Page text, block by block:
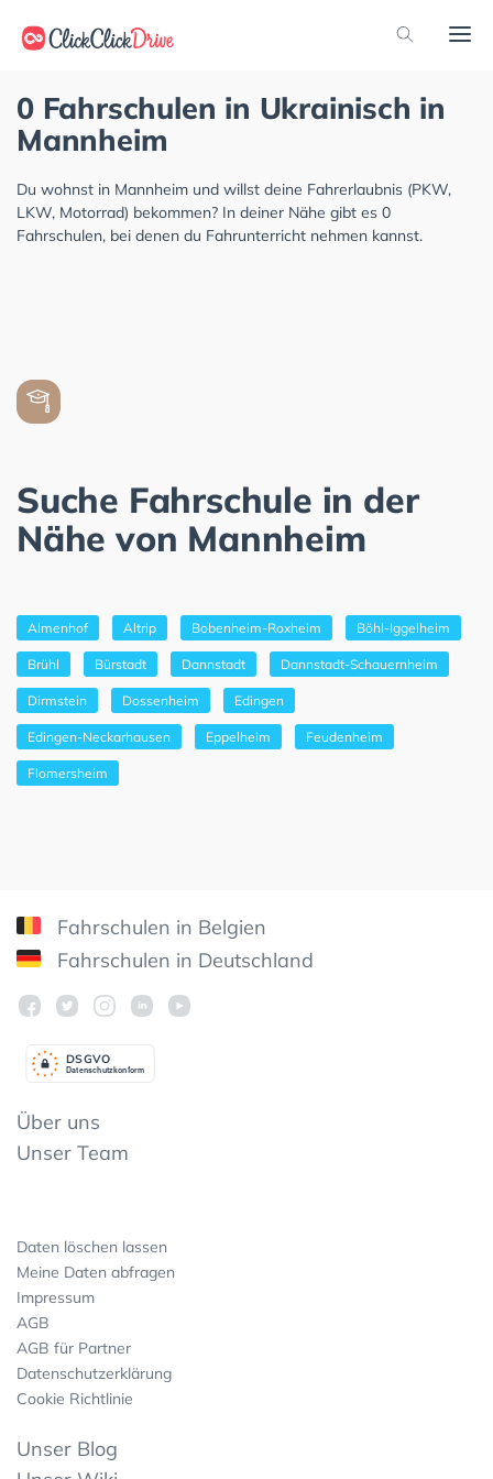
0 Fahrschulen in Ukrainisch in
Mannheim
Du wohnst in Mannheim und willst deine Fahrerlaubnis (PKW,
LKW, Motorrad) bekommen? In deiner Nähe gibt es 0
Fahrschulen, bei denen du Fahrunterricht nehmen kannst.
Suche Fahrschule in der
Nähe von Mannheim
Almenhof Altrip Bobenheim-Roxheim Böhl-Iggelheim
Brühl Bürstadt Dannstadt Dannstadt-Schauernheim
Dirmstein Dossenheim Edingen
Edingen-Neckarhausen Eppelheim Feudenheim
Flomersheim
Fahrschulen in Belgien
Fahrschulen in Deutschland
Datenschutzkonform
DSGVO
Über uns
Unser Team
Daten löschen lassen
Meine Daten abfragen
Impressum
AGB
AGB für Partner
Datenschutzerklärung
Cookie Richtlinie
Unser Blog